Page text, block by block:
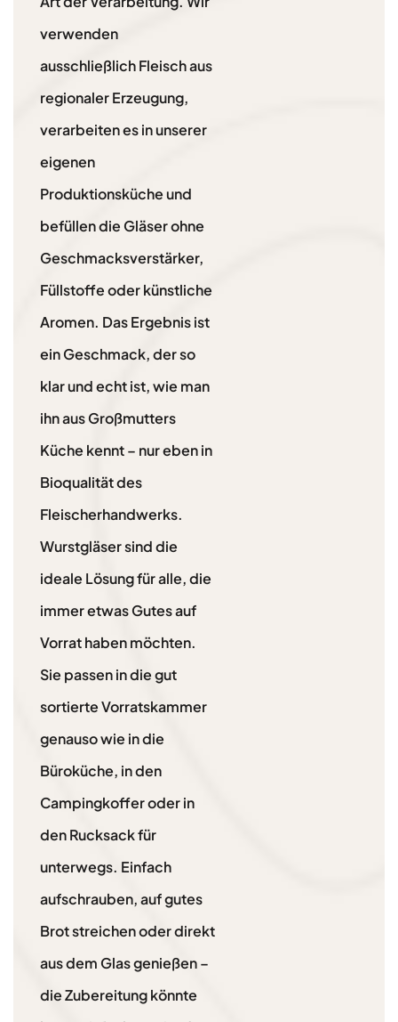
verwenden
ausschließlich Fleisch aus
regionaler Erzeugung,
verarbeiten es in unserer
eigenen
Produktionsküche und
befüllen die Gläser ohne
Geschmacksverstärker,
Füllstoffe oder künstliche
Aromen. Das Ergebnis ist
ein Geschmack, der so
klar und echt ist, wie man
ihn aus Großmutters
Küche kennt – nur eben in
Bioqualität des
Fleischerhandwerks.
Wurstgläser sind die
ideale Lösung für alle, die
immer etwas Gutes auf
Vorrat haben möchten.
Sie passen in die gut
sortierte Vorratskammer
genauso wie in die
Büroküche, in den
Campingkoffer oder in
den Rucksack für
unterwegs. Einfach
aufschrauben, auf gutes
Brot streichen oder direkt
aus dem Glas genießen –
die Zubereitung könnte